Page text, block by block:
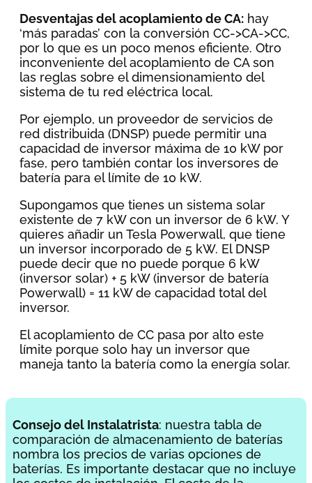
Desventajas del acoplamiento de CA: hay
‘más paradas’ con la conversión CC->CA->CC,
por lo que es un poco menos eficiente. Otro
inconveniente del acoplamiento de CA son
las reglas sobre el dimensionamiento del
sistema de tu red eléctrica local.
Por ejemplo, un proveedor de servicios de
red distribuida (DNSP) puede permitir una
capacidad de inversor máxima de 10 kW por
fase, pero también contar los inversores de
batería para el límite de 10 kW.
Supongamos que tienes un sistema solar
existente de 7 kW con un inversor de 6 kW. Y
quieres añadir un Tesla Powerwall, que tiene
un inversor incorporado de 5 kW. El DNSP
puede decir que no puede porque 6 kW
(inversor solar) + 5 kW (inversor de batería
Powerwall) = 11 kW de capacidad total del
inversor.
El acoplamiento de CC pasa por alto este
límite porque solo hay un inversor que
maneja tanto la batería como la energía solar.
Consejo del Instalatrista: nuestra tabla de
comparación de almacenamiento de baterías
nombra los precios de varias opciones de
baterías. Es importante destacar que no incluye